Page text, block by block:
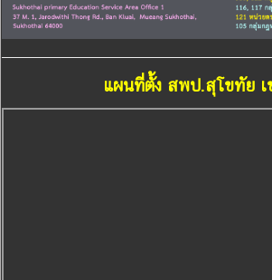
แผนที่ตั้ง สพป.สุโขทัย เ